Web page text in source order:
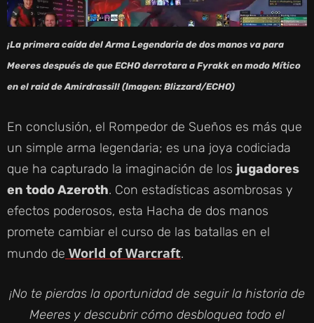
¡La primera caída del Arma Legendaria de dos manos va para
Meeres después de que ECHO derrotara a Fyrakk en modo Mítico
en el raid de Amirdrassil! (Imagen: Blizzard/ECHO)
En conclusión, el Rompedor de Sueños es más que
un simple arma legendaria; es una joya codiciada
que ha capturado la imaginación de los jugadores
en todo Azeroth. Con estadísticas asombrosas y
efectos poderosos, esta Hacha de dos manos
promete cambiar el curso de las batallas en el
mundo de World of Warcraft.
¡No te pierdas la oportunidad de seguir la historia de
Meeres y descubrir cómo desbloquea todo el